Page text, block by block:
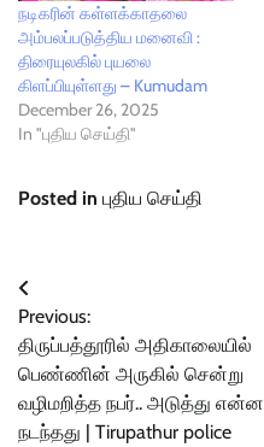
நடிகரின் கள்ளக்காதலை
அம்பலப்படுத்திய மனைவி :
திரையுலகில் புயலை
கிளப்பியுள்ளது – Kumudam
December 26, 2025
In "புதிய செய்தி"
Posted in புதிய செய்தி
Post
navigation
Previous:
திருப்பத்தூரில் அதிகாலையில்
பெண்ணின் அருகில் சென்று
வழிமறித்த நபர்.. அடுத்து என்ன
நடந்தது | Tirupathur police